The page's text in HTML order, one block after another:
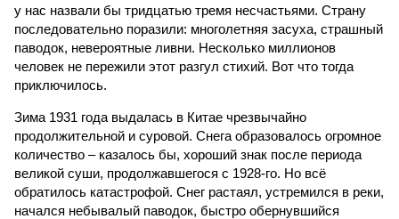
у нас назвали бы тридцатью тремя несчастьями. Страну
последовательно поразили: многолетняя засуха, страшный
паводок, невероятные ливни. Несколько миллионов
человек не пережили этот разгул стихий. Вот что тогда
приключилось.
Зима 1931 года выдалась в Китае чрезвычайно
продолжительной и суровой. Снега образовалось огромное
количество – казалось бы, хороший знак после периода
великой суши, продолжавшегося с 1928-го. Но всё
обратилось катастрофой. Снег растаял, устремился в реки,
начался небывалый паводок, быстро обернувшийся